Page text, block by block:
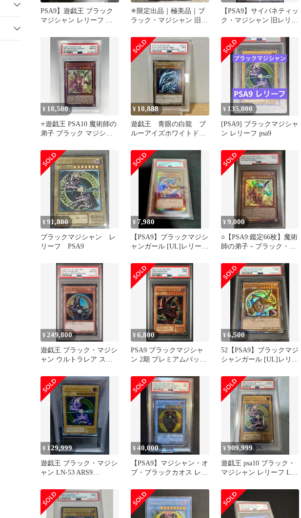
PSA9】遊戯王 ブラック
マジシャン レリーフ ア
✳︎限定出品｜極美品｜ブ
ラック・マジシャン 旧レ
【PSA9】サイバネティッ
ク・マジシャン 旧レリー
¥ 18,500
⭐️遊戯王 PSA10 魔術師の
弟子 ブラック マジシャ
¥ 10,888
遊戯王 青眼の白龍 ブ
ルーアイズホワイトドラ
PSA9
¥ 135,000
[PSA9] ブラックマジシャ
ン レリーフ psa9
¥91,800
ブラックマジシャン レ
リーフ PSA9
¥ 7,980
【PSA9】ブラックマジシ
ャンガール [UL]レリーフ
¥9,000
○【PSA9:鑑定66枚】魔術
師の弟子－ブラック・マ
¥ 249,800
遊戯王 ブラック・マジシ
ャン ウルトラレア スペ
¥6,800
PSA9 ブラックマジシャ
ン 2期 プレミアムパック
¥6,500
52【PSA9】ブラックマジ
シャンガール [UL]レリー
¥ 129,999
遊戯王 ブラック・マジシ
ャン LN-53 ARS9
¥40,000
【PSA9】マジシャン・オ
ブ・ブラックカオス レリ
¥909,999
遊戯王 psa10 ブラック・
マジシャン レリーフ LN-